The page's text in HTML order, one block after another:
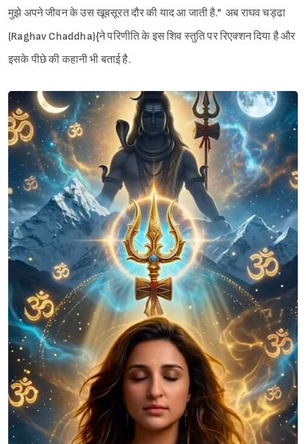
मुझे अपने जीवन के उस खूबसूरत दौर की याद आ जाती है." अब राघव चड्ढा
(Raghav Chaddha){ने परिणीति के इस शिव स्तुति पर रिएक्शन दिया है और
इसके पीछे की कहानी भी बताई है.